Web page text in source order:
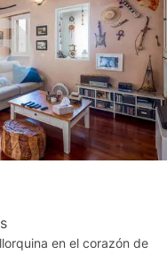
en el corazón de